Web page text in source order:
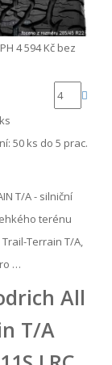
4 594 Kč bez
50 ks do 5 prac.
T/A - silniční
terénu
Terrain T/A,
…
All
T/A